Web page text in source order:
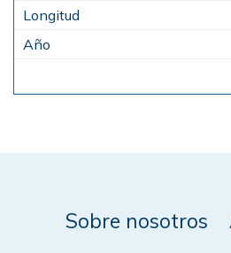
Sobre nosotros